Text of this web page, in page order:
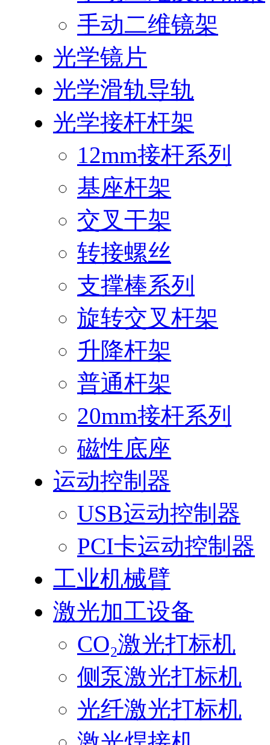
手动二维镜架
光学镜片
光学滑轨导轨
光学接杆杆架
12mm接杆系列
基座杆架
交叉干架
转接螺丝
支撑棒系列
旋转交叉杆架
升降杆架
普通杆架
20mm接杆系列
磁性底座
运动控制器
USB运动控制器
PCI卡运动控制器
工业机械臂
激光加工设备
CO₂激光打标机
侧泵激光打标机
光纤激光打标机